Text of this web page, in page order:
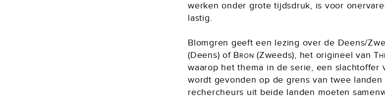
werken onder grote tijdsdruk, is voor
lastig.
Blomgren geeft een lezing over de Deens/
(Deens) of Bron (Zweeds), het origineel van
waarop het thema in de serie, een slachtoffer
wordt gevonden op de grens van twee landen
rechercheurs uit beide landen moeten